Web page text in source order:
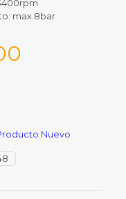
max.8bar
Nuevo